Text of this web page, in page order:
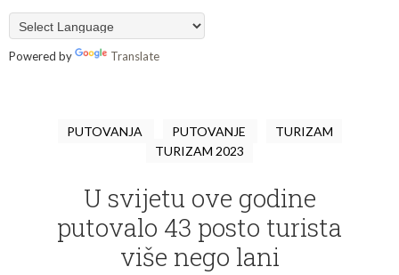
Powered by Translate
PUTOVANJA PUTOVANJE
TURIZAM
TURIZAM 2023
U svijetu ove godine
putovalo 43 posto turista
više nego lani